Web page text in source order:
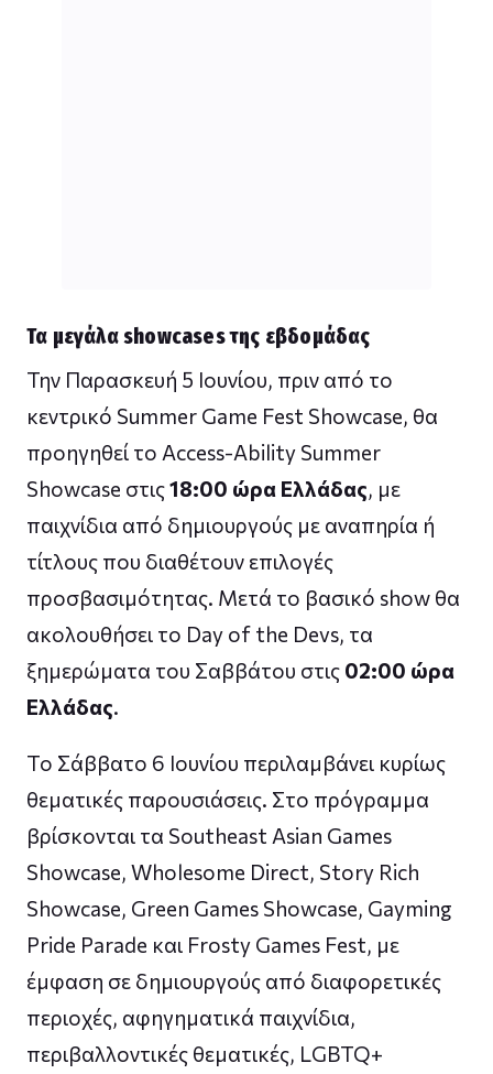
Τα μεγάλα showcases της εβδομάδας
Την Παρασκευή 5 Ιουνίου, πριν από το
κεντρικό Summer Game Fest Showcase, θα
προηγηθεί το Access-Ability Summer
Showcase στις18:00 ώρα Ελλάδας, με
παιχνίδια από δημιουργούς με αναπηρία ή
τίτλους που διαθέτουν επιλογές
προσβασιμότητας. Μετά το βασικό show θα
ακολουθήσει το Day of the Devs, τα
ξημερώματα του Σαββάτου στις 02:00 ώρα
Ελλάδας.
Το Σάββατο 6 Ιουνίου περιλαμβάνει κυρίως
θεματικές παρουσιάσεις. Στο πρόγραμμα
βρίσκονται τα Southeast Asian Games
Showcase, Wholesome Direct, Story Rich
Showcase, Green Games Showcase, Gayming
Pride Parade και Frosty Games Fest, με
έμφαση σε δημιουργούς από διαφορετικές
περιοχές, αφηγηματικά παιχνίδια,
περιβαλλοντικές θεματικές, LGBTQ+